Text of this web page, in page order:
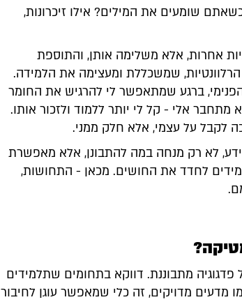
שומעים את המילים? אילו זיכרונות,
אחרות, אלא משלימה אותן, והתוספת
שמשכללת ומעצימה את הלמידה.
ברגע שמתאפשר לי להרגיש את החומר
אלי - קל לי יותר ללמוד ולזכור אותו.
לקבל על עצמי, אלא חלק ממני.
לא רק מנחה במה להתבונן, אלא מאפשרת
לחדד את החושים. מכאן - התחושות,
מתבוננת. דווקא בתחומים שתלמידים
מדויקים, זה כלי שמאפשר עוגן לחיבור